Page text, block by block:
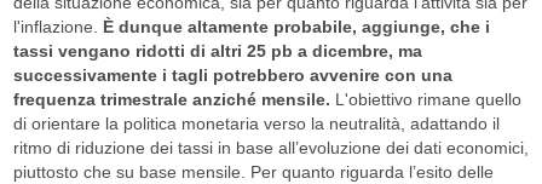
l'inflazione.
È dunque altamente probabile, aggiunge, che i
tassi vengano ridotti di altri 25 pb a dicembre, ma
successivamente i tagli potrebbero avvenire con una
frequenza trimestrale anziché mensile. L'obiettivo rimane quello
di orientare la politica monetaria verso la neutralità, adattando il
ritmo di riduzione dei tassi in base all’evoluzione dei dati economici,
piuttosto che su base mensile. Per quanto riguarda l’esito delle